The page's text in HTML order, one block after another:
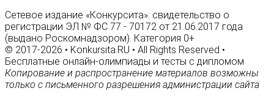
Сетевое издание «Конкурсита»: свидетельство о
регистрации ЭЛ № ФС 77 - 70172 от 21.06.2017 года
(выдано Роскомнадзором). Категория 0+
© 2017-2026 • Konkursita.RU • All Rights Reserved •
Бесплатные онлайн-олимпиады и тесты с дипломом
Копирование и распространение материалов возможны
только с письменного разрешения администрации сайта